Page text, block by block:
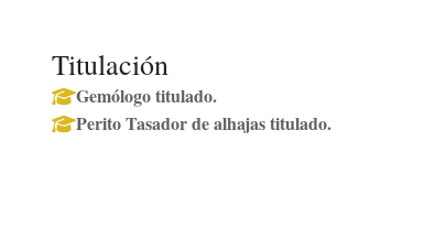
Titulación
Gemólogo titulado.
Perito Tasador de alhajas titulado.